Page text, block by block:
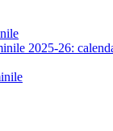
2025-26: